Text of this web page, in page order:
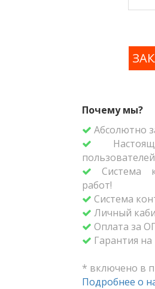
Почему мы?
Абсолютно
Система
работ!
Система
Личный
Оплата за
Гарантия
* включено в
Подробнее о